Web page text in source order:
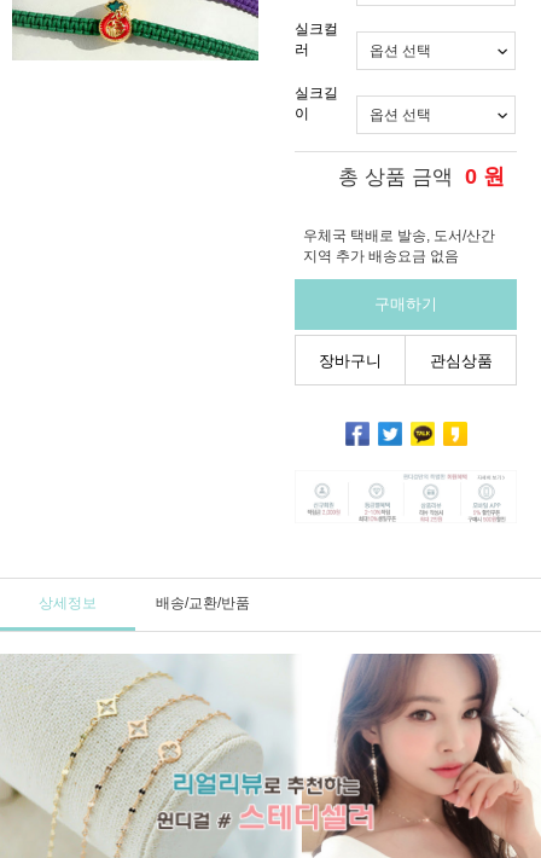
실크컬
러
실크길
이
총 상품 금액 0 원
우체국 택배로 발송, 도서/산간
지역 추가 배송요금 없음
구매하기
장바구니 관심상품
상세정보 배송/교환/반품